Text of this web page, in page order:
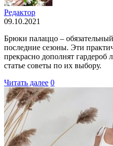
Редактор
09.10.2021
Брюки палаццо –
последние сезоны. Эти
прекрасно дополнят
статье советы по их выбору.
Читать далее 0